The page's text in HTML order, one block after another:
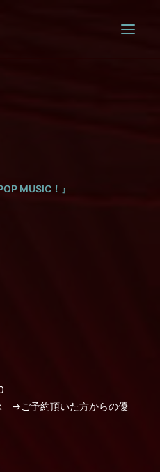
MUSIC！』
→ご予約頂いた方からの優